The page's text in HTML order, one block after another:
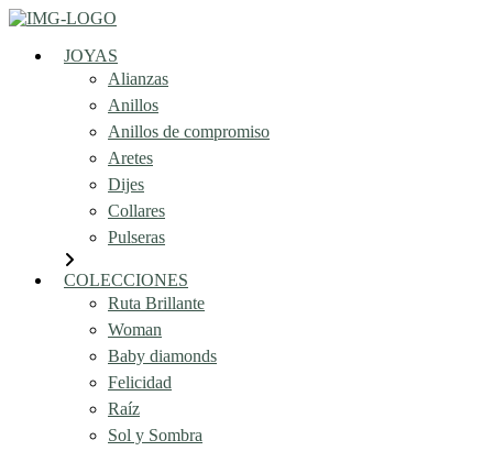
JOYAS
Alianzas
Anillos
Anillos de compromiso
Aretes
Dijes
Collares
Pulseras
COLECCIONES
Ruta Brillante
Woman
Baby diamonds
Felicidad
Raíz
Sol y Sombra